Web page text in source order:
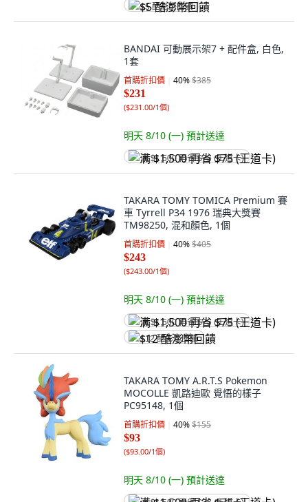
$5 酷澎幣回饋
BANDAI 可動展示架7 + 配件盒, 白色,
1套
首購折扣價 40%$385
$231
($231.00/1個)
明天 8/10 (一) 預計送達
满 $1,500 再省 $75 (王道卡)
TAKARA TOMY TOMICA Premium 賽
車 Tyrrell P34 1976 瑞典大獎賽
TM98250, 混和顏色, 1個
首購折扣價 40%$405
$243
($243.00/1個)
明天 8/10 (一) 預計送達
满 $1,500 再省 $75 (王道卡)
$12 酷澎幣回饋
TAKARA TOMY A.R.T.S Pokemon
MOCOLLE 凱路迪歐 覺悟的樣子
PC95148, 1個
首購折扣價 40%$155
$93
($93.00/1個)
明天 8/10 (一) 預計送達